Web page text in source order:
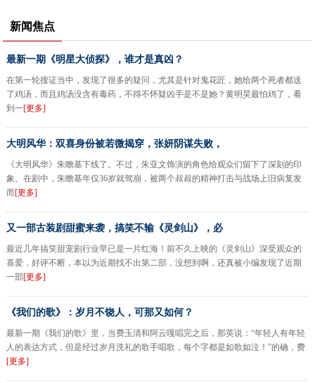
新闻焦点
最新一期《明星大侦探》，谁才是真凶？
在第一轮搜证当中，发现了很多的疑问，尤其是针对鬼花匠，她给两个死者都送
了鸡汤，而且鸡汤没含有毒药，不得不怀疑凶手是不是她？黄明昊最怕鸡了，看
到一[更多]
大明风华：双喜身份被若微揭穿，张妍阴谋失败，
《大明风华》朱瞻基下线了。不过，朱亚文饰演的角色给观众们留下了深刻的印
象。在剧中，朱瞻基年仅36岁就驾崩，被两个叔叔的精神打击与战场上旧病复发
而[更多]
又一部古装剧甜蜜来袭，搞笑不输《灵剑山》，必
最近几年搞笑甜宠剧行业早已是一片红海！前不久上映的《灵剑山》深受观众的
喜爱，好评不断，本以为近期找不出第二部，没想到啊，还真被小编发现了近期
一部[更多]
《我们的歌》：岁月不饶人，可那又如何？
最新一期《我们的歌》里，当费玉清和阿云嘎唱完之后，那英说：“年轻人有年轻
人的表达方式，但是经过岁月洗礼的歌手唱歌，每个字都是如歌如泣！”的确，费
[更多]